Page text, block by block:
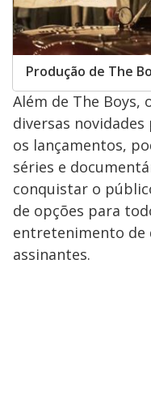
Produção de The
Além de The Boys,
diversas
os lançamentos,
séries e
conquistar o
de opções para
entretenimento de
assinantes.